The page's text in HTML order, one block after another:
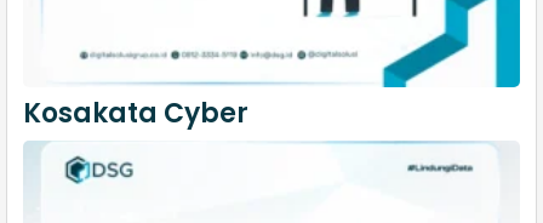
Kosakata Cyber